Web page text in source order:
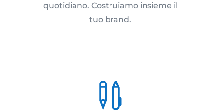
quotidiano. Costruiamo insieme il
tuo brand.
